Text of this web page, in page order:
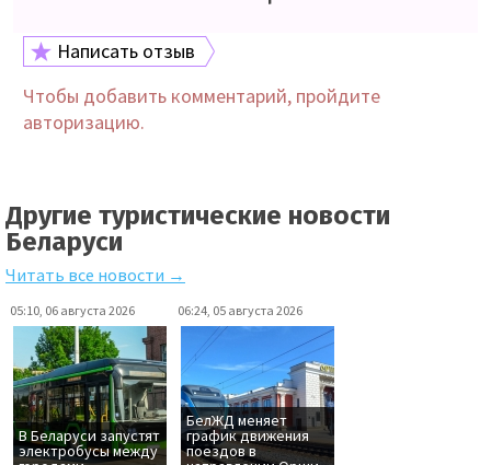
Написать отзыв
Чтобы добавить комментарий, пройдите
авторизацию.
Другие туристические новости
Беларуси
Читать все новости →
05:10, 06 августа 2026
В Беларуси запустят
электробусы между
06:24, 05 августа 2026
БелЖД меняет
график движения
поездов в